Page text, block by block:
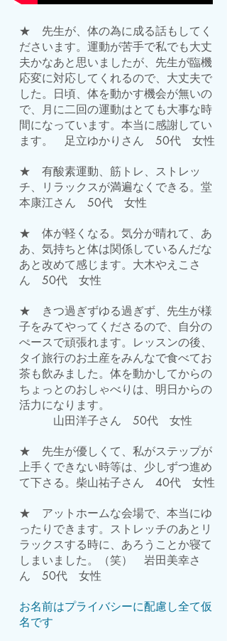
★ 先生が、体の為に成る話もしてく
ださいます。運動が苦手で私でも大丈
夫かなあと思いましたが、先生が臨機
応変に対応してくれるので、大丈夫で
した。日頃、体を動かす機会が無いの
で、月に二回の運動はとても大事な時
間になっています。本当に感謝してい
ます。 足立ゆかりさん 50代 女性
★ 有酸素運動、筋トレ、ストレッ
チ、リラックスが満遍なくできる。堂
本康江さん 50代 女性
★ 体が軽くなる。気分が晴れて、あ
あ、気持ちと体は関係しているんだな
あと改めて感じます。大木やえこさ
ん 50代 女性
★ きつ過ぎずゆる過ぎず、先生が様
子をみてやってくださるので、自分の
ぺースで頑張れます。レッスンの後、
タイ旅行のお土産をみんなで食べてお
茶も飲みました。体を動かしてからの
ちょっとのおしゃべりは、明日からの
活力になります。
山田洋子さん 50代 女性
★ 先生が優しくて、私がステップが
上手くできない時等は、少しずつ進め
て下さる。柴山祐子さん 40代 女性
★ アットホームな会場で、本当にゆ
ったりできます。ストレッチのあとリ
ラックスする時に、あろうことか寝て
しまいました。（笑） 岩田美幸さ
ん 50代 女性
お名前はプライバシーに配慮し全て仮
名です